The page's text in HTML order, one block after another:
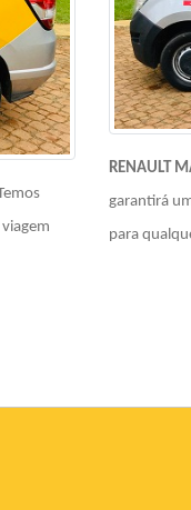
RENAULT
garantirá
para